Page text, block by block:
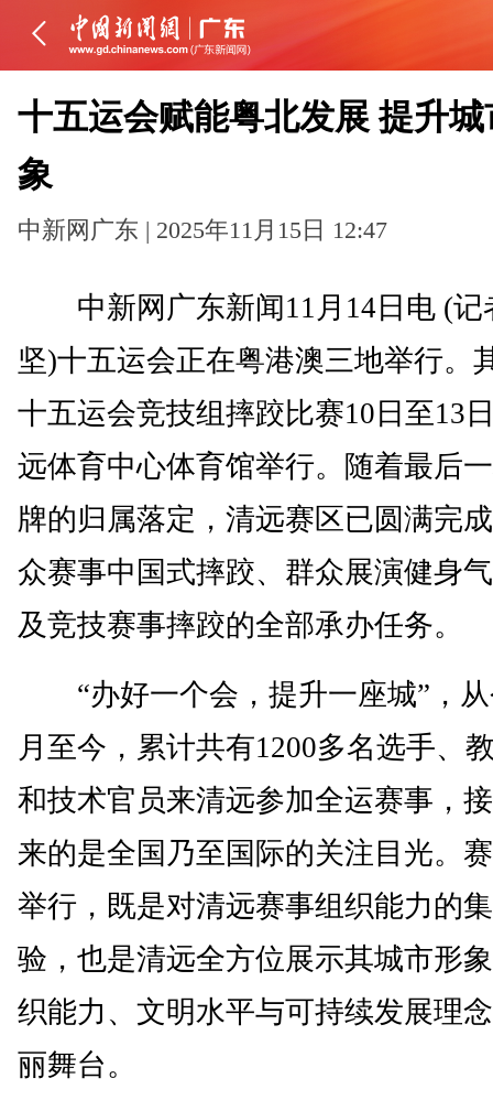
十五运会赋能粤北发展 提升城
象
中新网广东 | 2025年11月15日 12:47
中新网广东新闻11月14日电 (记
坚)十五运会正在粤港澳三地举行。
十五运会竞技组摔跤比赛10日至13
远体育中心体育馆举行。随着最后
牌的归属落定，清远赛区已圆满完
众赛事中国式摔跤、群众展演健身
及竞技赛事摔跤的全部承办任务。
“办好一个会，提升一座城”，从
月至今，累计共有1200多名选手、
和技术官员来清远参加全运赛事，
来的是全国乃至国际的关注目光。
举行，既是对清远赛事组织能力的
验，也是清远全方位展示其城市形
织能力、文明水平与可持续发展理
丽舞台。